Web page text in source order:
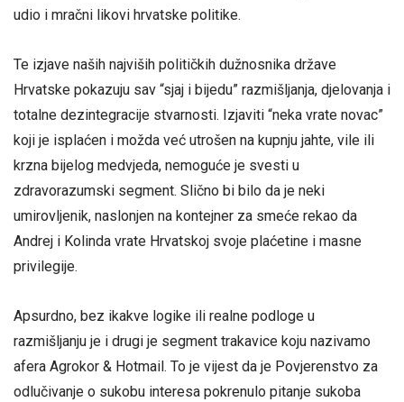
udio i mračni likovi hrvatske politike.
Te izjave naših najviših političkih dužnosnika države
Hrvatske pokazuju sav “sjaj i bijedu” razmišljanja, djelovanja i
totalne dezintegracije stvarnosti. Izjaviti “neka vrate novac”
koji je isplaćen i možda već utrošen na kupnju jahte, vile ili
krzna bijelog medvjeda, nemoguće je svesti u
zdravorazumski segment. Slično bi bilo da je neki
umirovljenik, naslonjen na kontejner za smeće rekao da
Andrej i Kolinda vrate Hrvatskoj svoje plaćetine i masne
privilegije.
Apsurdno, bez ikakve logike ili realne podloge u
razmišljanju je i drugi je segment trakavice koju nazivamo
afera Agrokor & Hotmail. To je vijest da je Povjerenstvo za
odlučivanje o sukobu interesa pokrenulo pitanje sukoba